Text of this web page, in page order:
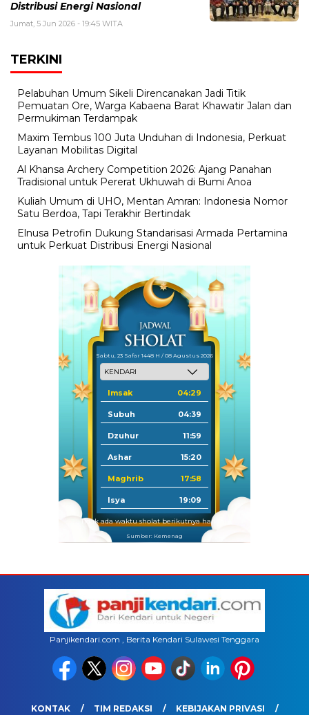
Distribusi Energi Nasional
Jumat, 5 Jun 2026 - 19:45 WITA
TERKINI
Pelabuhan Umum Sikeli Direncanakan Jadi Titik
Pemuatan Ore, Warga Kabaena Barat Khawatir Jalan dan
Permukiman Terdampak
Maxim Tembus 100 Juta Unduhan di Indonesia, Perkuat
Layanan Mobilitas Digital
Al Khansa Archery Competition 2026: Ajang Panahan
Tradisional untuk Pererat Ukhuwah di Bumi Anoa
Kuliah Umum di UHO, Mentan Amran: Indonesia Nomor
Satu Berdoa, Tapi Terakhir Bertindak
Elnusa Petrofin Dukung Standarisasi Armada Pertamina
untuk Perkuat Distribusi Energi Nasional
Sabtu, 23 Safar 1448 H / 08 Agustus 2026
Imsak 04:29
Subuh 04:39
Dzuhur 11:59
Ashar 15:20
Maghrib 17:58
Isya 19:09
Tidak ada waktu sholat berikutnya hari ini.
Sumber: Kemenag
Panjikendari.com , Berita Kendari Sulawesi Tenggara
KONTAK TIM REDAKSI KEBIJAKAN PRIVASI